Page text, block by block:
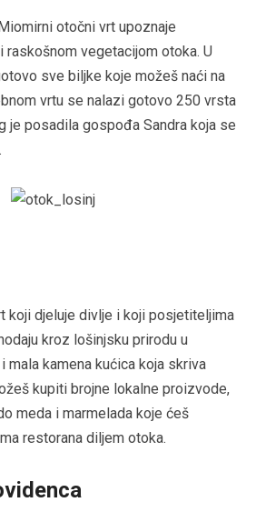
otočni vrt upoznaje
vegetacijom otoka. U
sve biljke koje možeš naći na
vrtu se nalazi gotovo 250 vrsta
je posadila gospođa Sandra koja se
koji djeluje divlje i koji posjetiteljima
kroz lošinjsku prirodu u
mala kamena kućica koja skriva
kupiti brojne lokalne proizvode,
meda i marmelada koje ćeš
restorana diljem otoka.